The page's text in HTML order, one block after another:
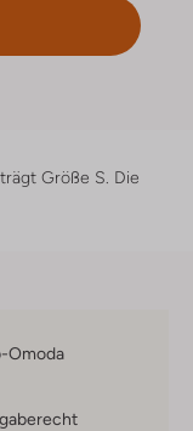
Größe S. Die
Omoda